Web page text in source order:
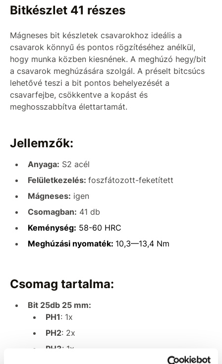
Bitkészlet 41 részes
Mágneses bit készletek csavarokhoz ideális a
csavarok könnyű és pontos rögzítéséhez anélkül,
hogy munka közben kiesnének. A meghúzó hegy/bit
a csavarok meghúzására szolgál. A préselt bitcsúcs
lehetővé teszi a bit pontos behelyezését a
csavarfejbe, csökkentve a kopást és
meghosszabbítva élettartamát.
Jellemzők:
Anyaga: S2 acél
Felületkezelés: foszfátozott-feketített
Mágneses: igen
Csomagban: 41 db
Keménység: 58-60 HRC
Meghúzási nyomaték: 10,3—13,4 Nm
Csomag tartalma:
Bit 25db 25 mm:
PH1: 1x
PH2: 2x
PH3: 1x